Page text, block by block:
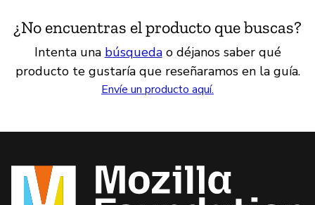
¿No encuentras el producto que buscas?
Intenta una búsquedao déjanos saber qué
producto te gustaría que reseñaramos en la guía.
Envíe un producto aquí.